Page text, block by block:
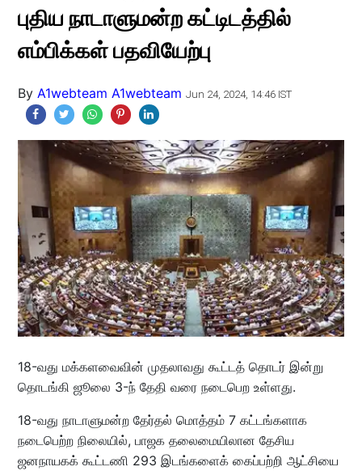
புதிய நாடாளுமன்ற கட்டிடத்தில்
எம்பிக்கள் பதவியேற்பு
By A1webteam A1webteam Jun 24, 2024, 14:46 IST
18-வது மக்களவைவின் முதலாவது கூட்டத் தொடர் இன்று
தொடங்கி ஜூலை 3-ந் தேதி வரை நடைபெற உள்ளது.
18-வது நாடாளுமன்ற தேர்தல் மொத்தம் 7 கட்டங்களாக
நடைபெற்ற நிலையில், பாஜக தலைமையிலான தேசிய
ஜனநாயகக் கூட்டணி 293 இடங்களைக் கைப்பற்றி ஆட்சியை